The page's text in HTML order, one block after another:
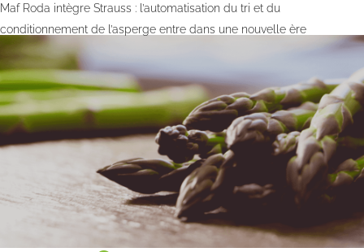
Maf Roda intègre Strauss : l’automatisation du tri et du
conditionnement de l’asperge entre dans une nouvelle ère